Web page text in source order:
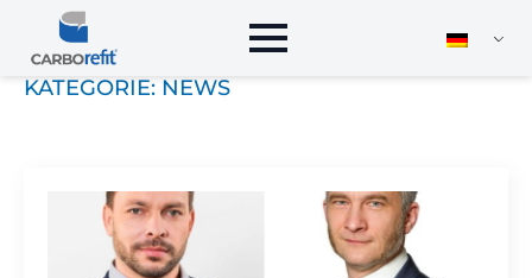
KATEGORIE: NEWS